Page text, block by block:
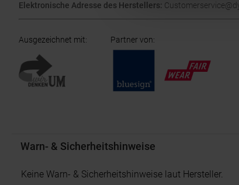
Elektronische Adresse des Herstellers:
Ausgezeichnet mit: Partner von:
Warn- & Sicherheitshinweise
Keine Warn- & Sicherheitshinweise laut Hersteller.